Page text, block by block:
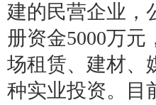
建的民营企业，
册资金5000万
场租赁、建材、
种实业投资。目